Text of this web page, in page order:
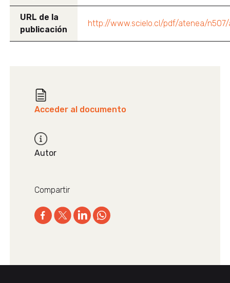
URL de la
publicación
http://www.scielo.cl/pdf/atenea/
Acceder al documento
Autor
Compartir